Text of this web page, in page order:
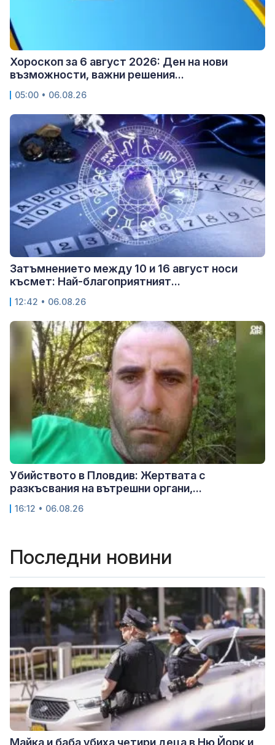
Хороскоп за 6 август 2026: Ден на нови
възможности, важни решения...
05:00 • 06.08.26
Затъмнението между 10 и 16 август носи
късмет: Най-благоприятният...
12:42 • 06.08.26
Убийството в Пловдив: Жертвата с
разкъсвания на вътрешни органи,...
16:12 • 06.08.26
Последни новини
Майка и баба убиха четири деца в Ню Йорк и